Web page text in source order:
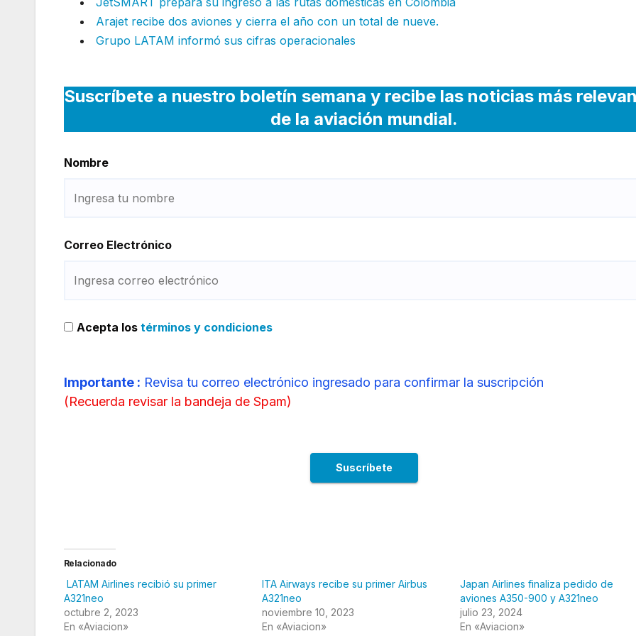
Arajet recibe dos aviones y cierra el año con un total de nueve.
Grupo LATAM informó sus cifras operacionales
Suscríbete a nuestro boletín semana y recibe las noticias más
de la aviación mundial.
Nombre
Correo Electrónico
Acepta los términos y condiciones
Importante : Revisa tu correo electrónico ingresado para confirmar la suscripción
(Recuerda revisar la bandeja de Spam)
Relacionado
LATAM Airlines recibió su primer
A321neo
octubre 2, 2023
En «Aviacion»
ITA Airways recibe su primer Airbus
A321neo
noviembre 10, 2023
En «Aviacion»
Japan Airlines finaliza pedido de
aviones A350-900 y A321neo
julio 23, 2024
En «Aviacion»